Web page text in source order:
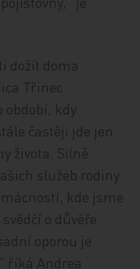
dožít doma
Třinec.
období, kdy
častěji jde jen
života. Silně
služeb rodiny
kde jsme
o důvěře
oporou je
říká Andrea